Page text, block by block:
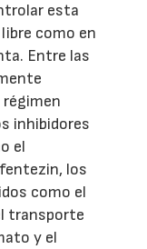
esta
como en
Entre las
inhibidores
el
los
como el
transporte
y el